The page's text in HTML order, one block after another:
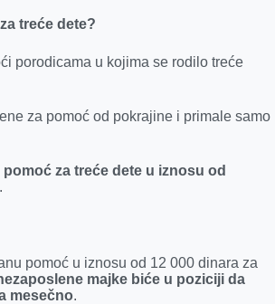
treće dete?
porodicama u kojima se rodilo treće
za pomoć od pokrajine i primale samo
za treće dete u iznosu od
pomoć u iznosu od 12 000 dinara za
majke biće u poziciji da
mesečno.